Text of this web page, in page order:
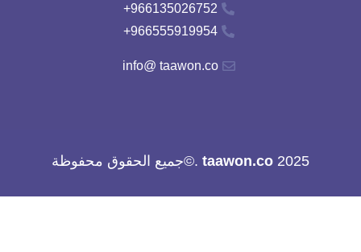
966135026752+
966555919954+
info@ taawon.co
2025
taawon.co.©جميع الحقوق محفوظة